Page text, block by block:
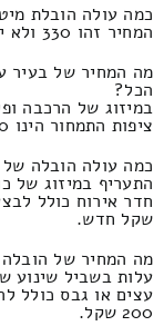
כמה עולה הובלת
המחיר זהו 330 ולא יותר מ200 ש"ח.
מה המחיר של בעיר
הכל?
במיזוג של הרכבה
ציפות התמחור הינו 630 ועד 200 שקלים.
כמה עולה הובלה של
התעריף במיזוג של
שקל חדש.
מה המחיר של הובלה
עלות בשביל שינוע
200 שקל.